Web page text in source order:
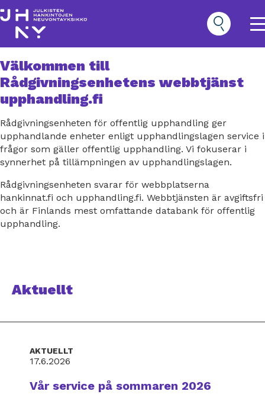
till
huvudinnehåll
Hankinnat
Päävalikko
Välkommen till
Rådgivningsenhetens webbtjänst
upphandling.fi
Rådgivningsenheten för offentlig upphandling ger
upphandlande enheter enligt upphandlingslagen service i
frågor som gäller offentlig upphandling. Vi fokuserar i
synnerhet på tillämpningen av upphandlingslagen.
Rådgivningsenheten svarar för webbplatserna
hankinnat.fi och upphandling.fi. Webbtjänsten är avgiftsfri
och är Finlands mest omfattande databank för offentlig
upphandling.
Aktuellt
AKTUELLT
17.6.2026
Vår service på sommaren 2026